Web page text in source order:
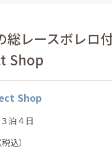
総レースボレロ
Shop
Shop
泊４日
税込）